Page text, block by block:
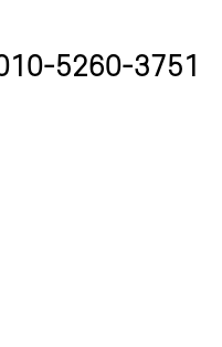
5260-3751